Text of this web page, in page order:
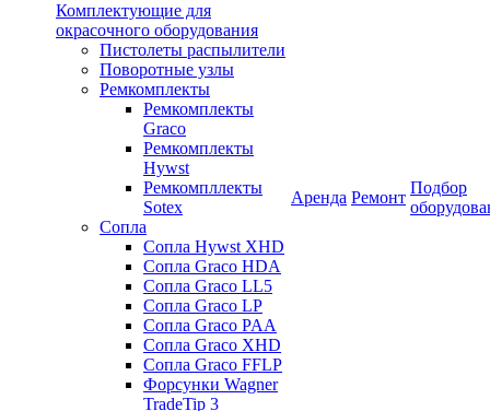
Комплектующие для
окрасочного оборудования
Пистолеты распылители
Поворотные узлы
Ремкомплекты
Ремкомплекты
Graco
Ремкомплекты
Hywst
Ремкомпллекты
Sotex
Сопла
Сопла Hywst XHD
Сопла Graco HDA
Сопла Graco LL5
Сопла Graco LP
Сопла Graco PAA
Сопла Graco XHD
Сопла Graco FFLP
Форсунки Wagner
TradeTip 3
Аренда Ремонт
Подбор